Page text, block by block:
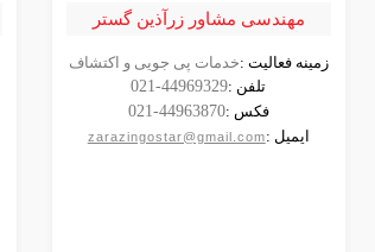
مهندسی مشاور زرآذین گستر
مشاهده
شرکت
زمینه فعالیت :خدمات پی جویی و اکتشاف
تلفن :021-44969329
فکس :021-44963870
ایمیل :zarazingostar@gmail.com